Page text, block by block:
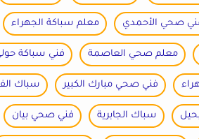
صحي الأحمدي معلم سباكة الجهراء
معلم صحي العاصمة فني سباكة
فني صحي مبارك الكبير سباك
سباك الجابرية فني صحي بيان